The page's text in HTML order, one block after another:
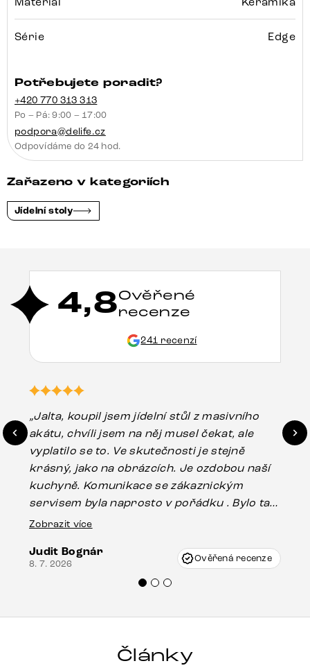
Série Edge
Potřebujete poradit?
+420 770 313 313
Po – Pá: 9:00 – 17:00
podpora@delife.cz
Odpovídáme do 24 hod.
Zařazeno v kategoriích
Jídelní stoly
4,8Ověřené
recenze
241 recenzí
„Jalta, koupil jsem jídelní stůl z masivního
akátu, chvíli jsem na něj musel čekat, ale
vyplatilo se to. Ve skutečnosti je stejně
krásný, jako na obrázcích. Je ozdobou naší
kuchyně. Komunikace se zákaznickým
servisem byla naprosto v pořádku . Bylo tam
drobné poškození u nohy stolu, které mohlo
Vincze mi velmi korektně vyšli vstříc.
Doporučuji produkty Delife všem.“
Zobrazit více
Judit Bognár
8. 7. 2026 Ověřená recenze
Články